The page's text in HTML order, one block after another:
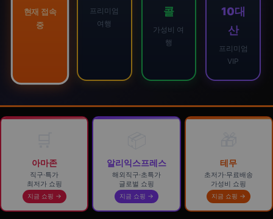
현재 접속
중
프리미엄
여행
콜
가성비 여
행
10대
산
프리미엄
VIP
아마존
직구·특가
최저가 쇼핑
지금 쇼핑 →
알리익스프레스
해외직구·초특가
글로벌 쇼핑
지금 쇼핑 →
테무
초저가·무료배송
가성비 쇼핑
지금 쇼핑 →